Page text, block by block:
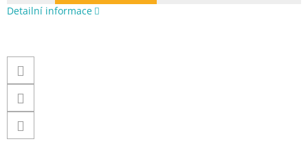
Detailní informace